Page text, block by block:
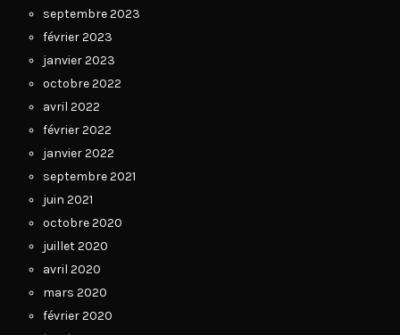
septembre 2023
février 2023
janvier 2023
octobre 2022
avril 2022
février 2022
janvier 2022
septembre 2021
juin 2021
octobre 2020
juillet 2020
avril 2020
mars 2020
février 2020